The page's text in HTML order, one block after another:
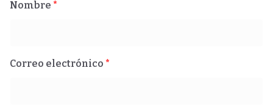
Nombre *
Correo electrónico *